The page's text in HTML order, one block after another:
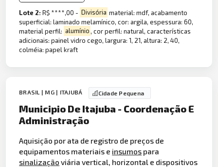
Lote 2:R$ ****,00 - Divisória material: mdf, acabamento
superficial: laminado melamínico, cor: argila, espessura: 60,
material perfil: alumínio, cor perfil: natural, características
adicionais: painel vidro cego, largura: 1, 21, altura: 2, 40,
colméia: papel kraft
BRASIL | MG | ITAJUBÁ Cidade Pequena
Municipio De Itajuba - Coordenação E
Administração
Aquisição por ata de registro de preços de
equipamentos materiais e insumos para
sinalização viária vertical, horizontal e dispositivos